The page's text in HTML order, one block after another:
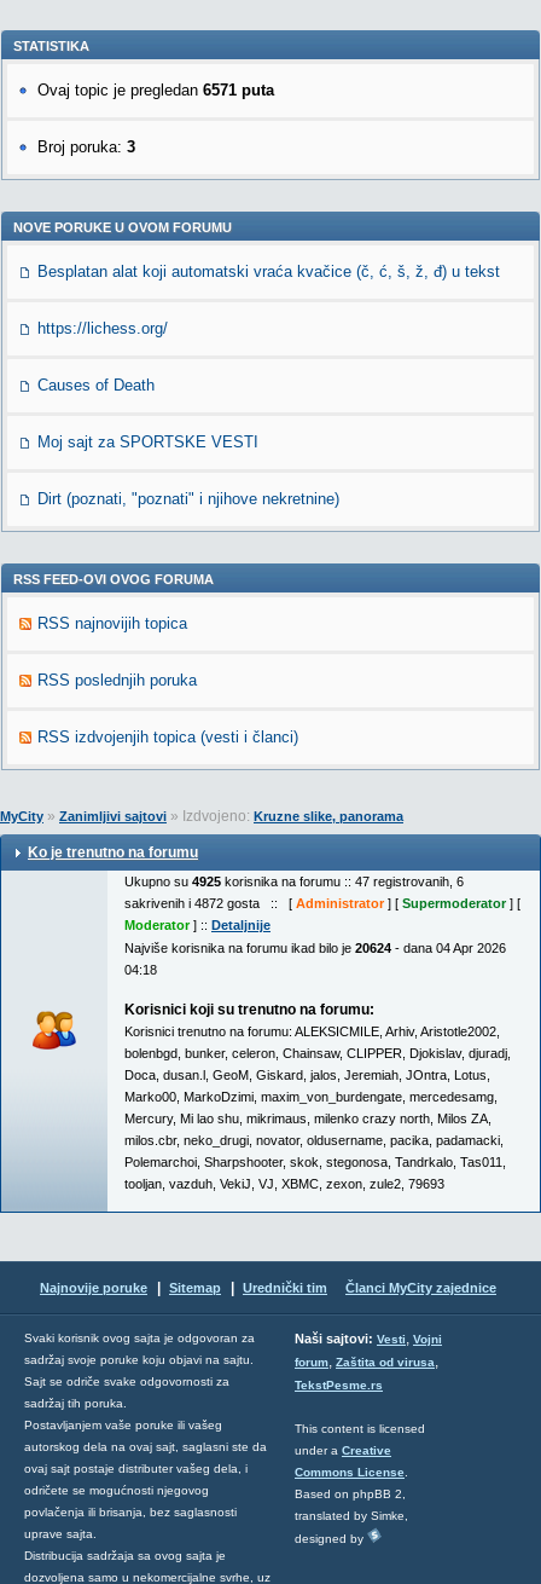
STATISTIKA
Ovaj topic je pregledan 6571 puta
Broj poruka: 3
NOVE PORUKE U OVOM FORUMU
Besplatan alat koji automatski vraća kvačice (č, ć, š, ž, đ) u tekst
https://lichess.org/
Causes of Death
Moj sajt za SPORTSKE VESTI
Dirt (poznati, "poznati" i njihove nekretnine)
RSS FEED-OVI OVOG FORUMA
RSS najnovijih topica
RSS poslednjih poruka
RSS izdvojenjih topica (vesti i članci)
MyCity » Zanimljivi sajtovi » Izdvojeno: Kruzne slike, panorama
Ko je trenutno na forumu
Ukupno su 4925 korisnika na forumu :: 47 registrovanih, 6
sakrivenih i 4872 gosta :: [ Administrator] [ Supermoderator] [
Moderator] :: Detaljnije
Najviše korisnika na forumu ikad bilo je 20624 - dana 04 Apr 2026
04:18
Korisnici koji su trenutno na forumu:
Korisnici trenutno na forumu: ALEKSICMILE Arhiv, Aristotle2002
bolenbgd bunker, celeron Chainsaw, CLIPPER Djokislav, djuradj
Doca dusan.l GeoM Giskard jalos Jeremiah JOntra Lotus
Marko00 MarkoDzimi maxim_von_burdengate mercedesamg
Mercury, Mi lao shu mikrimaus milenko crazy north Milos ZA
milos.cbr, neko_drugi novator, oldusername pacika padamacki
Polemarchoi Sharpshooter, skok stegonosa Tandrkalo Tas011
tooljan vazduh VekiJ VJ XBMC zexon zule2 79693
Najnovije poruke Sitemap Urednički tim Članci MyCity zajednice
Svaki korisnik ovog sajta je odgovoran za
sadržaj svoje poruke koju objavi na sajtu.
Sajt se odriče svake odgovornosti za
sadržaj tih poruka.
Postavljanjem vaše poruke ili vašeg
autorskog dela na ovaj sajt, saglasni ste da
ovaj sajt postaje distributer vašeg dela, i
odričete se mogućnosti njegovog
povlačenja ili brisanja, bez saglasnosti
uprave sajta.
Distribucija sadržaja sa ovog sajta je
dozvoljena samo u nekomercijalne svrhe, uz
Naši sajtovi: Vesti, Vojni
forum, Zaštita od virusa,
TekstPesme.rs
This content is licensed
under a Creative
Commons License
Based on phpBB 2,
translated by Simke,
designed by